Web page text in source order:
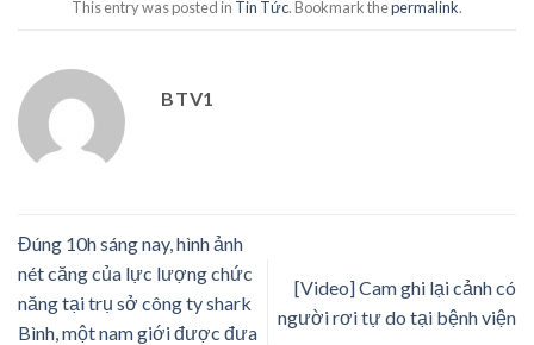
This entry was posted in Tin Tức. Bookmark thepermalink.
BTV1
Đúng 10h sáng nay, hình ảnh
nét căng của lực lượng chức
năng tại trụ sở công ty shark
Bình, một nam giới được đưa
[Video] Cam ghi lại cảnh có
người rơi tự do tại bệnh viện